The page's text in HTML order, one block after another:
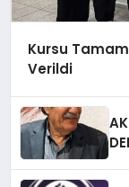
Kursu
Verildi